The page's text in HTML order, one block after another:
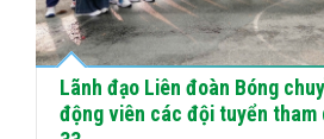
Lãnh đạo Liên đoàn Bóng
động viên các đội tuyển tham